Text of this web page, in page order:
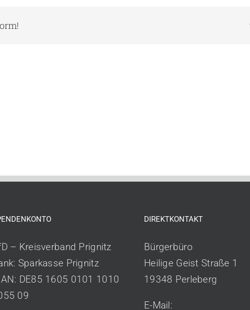
– Kreisverband Prignitz
Sparkasse Prignitz
DE85 1605 0101 1010
09
DIREKTKONTAKT
Bürgerbüro
Heilige Geist Straße 1
19348 Perleberg
E-Mail: